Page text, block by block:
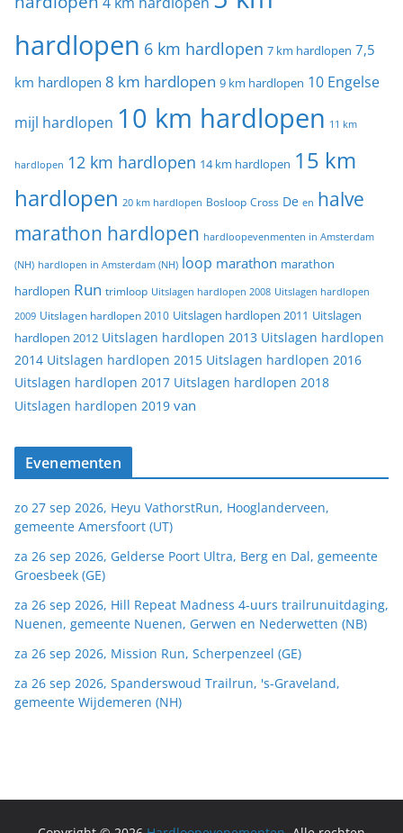
hardlopen 6 km hardlopen 7 km hardlopen 7,5
km hardlopen 8 km hardlopen 9 km hardlopen 10 Engelse
mijl hardlopen 10 km hardlopen 11 km
hardlopen 12 km hardlopen 14 km hardlopen 15 km
hardlopen 20 km hardlopen Bosloop Cross De en halve
marathon hardlopen hardloopevenmenten in Amsterdam
(NH) hardlopen in Amsterdam (NH) loop marathon marathon
hardlopen Run trimloop Uitslagen hardlopen 2008 Uitslagen hardlopen
2009 Uitslagen hardlopen 2010 Uitslagen hardlopen 2011 Uitslagen
hardlopen 2012 Uitslagen hardlopen 2013 Uitslagen hardlopen
2014 Uitslagen hardlopen 2015 Uitslagen hardlopen 2016
Uitslagen hardlopen 2017 Uitslagen hardlopen 2018
Uitslagen hardlopen 2019 van
Evenementen
zo 27 sep 2026, Heyu VathorstRun, Hooglanderveen,
gemeente Amersfoort (UT)
za 26 sep 2026, Gelderse Poort Ultra, Berg en Dal, gemeente
Groesbeek (GE)
za 26 sep 2026, Hill Repeat Madness 4-uurs trailrunuitdaging,
Nuenen, gemeente Nuenen, Gerwen en Nederwetten (NB)
za 26 sep 2026, Mission Run, Scherpenzeel (GE)
za 26 sep 2026, Spanderswoud Trailrun, 's-Graveland,
gemeente Wijdemeren (NH)